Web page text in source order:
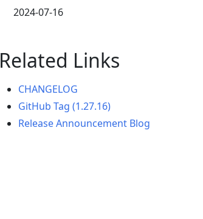
2024-07-16
Related Links
CHANGELOG
GitHub Tag (1.27.16)
Release Announcement Blog